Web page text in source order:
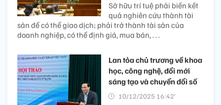
Sở hữu trí tuệ phải biến kết
quả nghiên cứu thành tài
sản để có thể giao dịch; phải trở thành tài sản của
doanh nghiệp, có thể định giá, mua bán, . . .
Lan tỏa chủ trương về khoa
học, công nghệ, đổi mới
sáng tạo và chuyển đổi số
10/12/2025 16:42’